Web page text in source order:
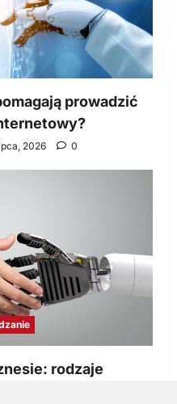
prowadzić
2026 0
rodzaje
dla Twojej firmy